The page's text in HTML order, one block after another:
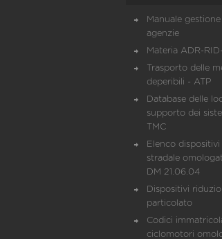
Manuale
agenzie
Materia ADR-
Trasporto delle
deperibili - ATP
Database delle
supporto dei
TMC
Elenco
stradale
DM 21.06.04
Dispositivi
particolato
Codici
ciclomotori